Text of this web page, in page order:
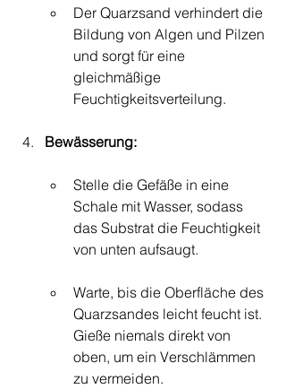
Der Quarzsand verhindert die
Bildung von Algen und Pilzen
und sorgt für eine
gleichmäßige
Feuchtigkeitsverteilung.
Bewässerung:
Stelle die Gefäße in eine
Schale mit Wasser, sodass
das Substrat die Feuchtigkeit
von unten aufsaugt.
Warte, bis die Oberfläche des
Quarzsandes leicht feucht ist.
Gieße niemals direkt von
oben, um ein Verschlämmen
zu vermeiden.